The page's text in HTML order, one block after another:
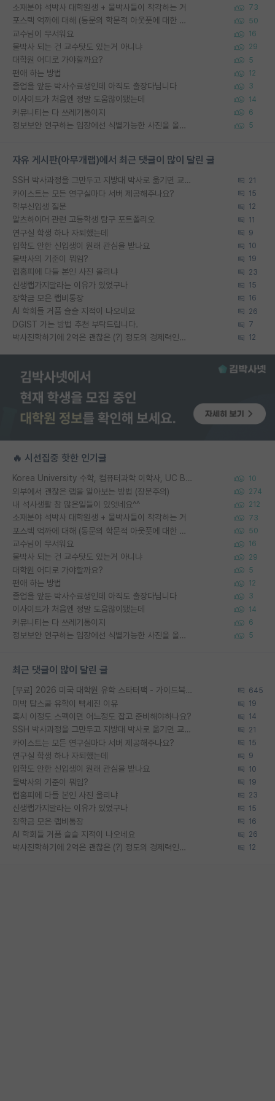
소재분야 석박사 대학원생 + 물박사들이 착각하는 거 73
포스텍 억까에 대해 (동문의 학문적 아웃풋에 대한 반박) 50
교수님이 무서워요 16
물박사 되는 건 교수탓도 있는거 아니냐 29
대학원 어디로 가야할까요? 5
편애 하는 방법 12
졸업을 앞둔 박사수료생인데 아직도 출장다닙니다 3
이사이트가 처음엔 정말 도움많이됐는데 14
커뮤니티는 다 쓰레기통이지 6
정보보안 연구하는 입장에선 식별가능한 사진을 올리는건 비추이긴함 5
자유 게시판(아무개랩)에서 최근 댓글이 많이 달린 글
SSH 박사과정을 그만두고 지방대 박사로 옮기면 교수의 꿈은 끝일까요? 21
카이스트는 모든 연구실마다 서버 제공해주나요? 15
학부신입생 질문 12
알츠하이머 관련 고등학생 탐구 포트폴리오 11
연구실 학생 하나 자퇴했는데 9
입학도 안한 신입생이 원래 관심을 받나요 10
물박사의 기준이 뭐임? 19
랩홈피에 다들 본인 사진 올리냐 23
신생랩가지말라는 이유가 있었구나 15
장학금 모은 랩비통장 16
AI 학회들 거품 슬슬 지적이 나오네요 26
DGIST 가는 방법 추천 부탁드립니다. 7
박사진학하기에 2억은 괜찮은 (?) 정도의 경제력인가요 12
🔥 시선집중 핫한 인기글
Korea University 수학, 컴퓨터과학 이학사, UC Berkeley 산업공학 대학원 공학박사가 되는 것은 쉽지 않겠죠? 10
외부에서 괜찮은 랩을 알아보는 방법 (장문주의) 274
내 석사생활 참 많은일들이 있엇네요^^ 212
소재분야 석박사 대학원생 + 물박사들이 착각하는 거 73
포스텍 억까에 대해 (동문의 학문적 아웃풋에 대한 반박) 50
교수님이 무서워요 16
물박사 되는 건 교수탓도 있는거 아니냐 29
대학원 어디로 가야할까요? 5
편애 하는 방법 12
졸업을 앞둔 박사수료생인데 아직도 출장다닙니다 3
이사이트가 처음엔 정말 도움많이됐는데 14
커뮤니티는 다 쓰레기통이지 6
정보보안 연구하는 입장에선 식별가능한 사진을 올리는건 비추이긴함 5
최근 댓글이 많이 달린 글
[무료] 2026 미국 대학원 유학 스타터팩 - 가이드북 & 합격자 컨택메일 템플릿 645
미박 탑스쿨 유학이 빡세진 이유 19
혹시 이정도 스펙이면 어느정도 잡고 준비해야하나요? 14
SSH 박사과정을 그만두고 지방대 박사로 옮기면 교수의 꿈은 끝일까요? 21
카이스트는 모든 연구실마다 서버 제공해주나요? 15
연구실 학생 하나 자퇴했는데 9
입학도 안한 신입생이 원래 관심을 받나요 10
물박사의 기준이 뭐임? 19
랩홈피에 다들 본인 사진 올리냐 23
신생랩가지말라는 이유가 있었구나 15
장학금 모은 랩비통장 16
AI 학회들 거품 슬슬 지적이 나오네요 26
박사진학하기에 2억은 괜찮은 (?) 정도의 경제력인가요 12